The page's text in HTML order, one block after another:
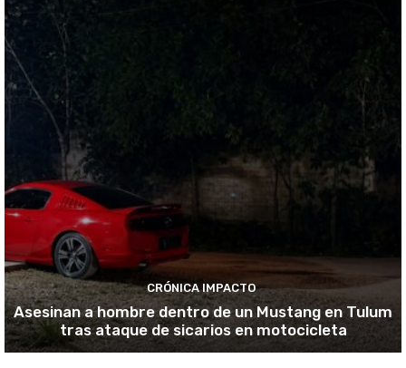
CRÓNICA IMPACTO
Asesinan a hombre dentro de un Mustang en Tulum
tras ataque de sicarios en motocicleta